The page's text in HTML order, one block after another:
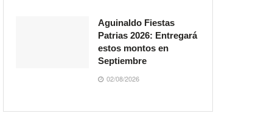
Aguinaldo Fiestas
Patrias 2026: Entregará
estos montos en
Septiembre
02/08/2026